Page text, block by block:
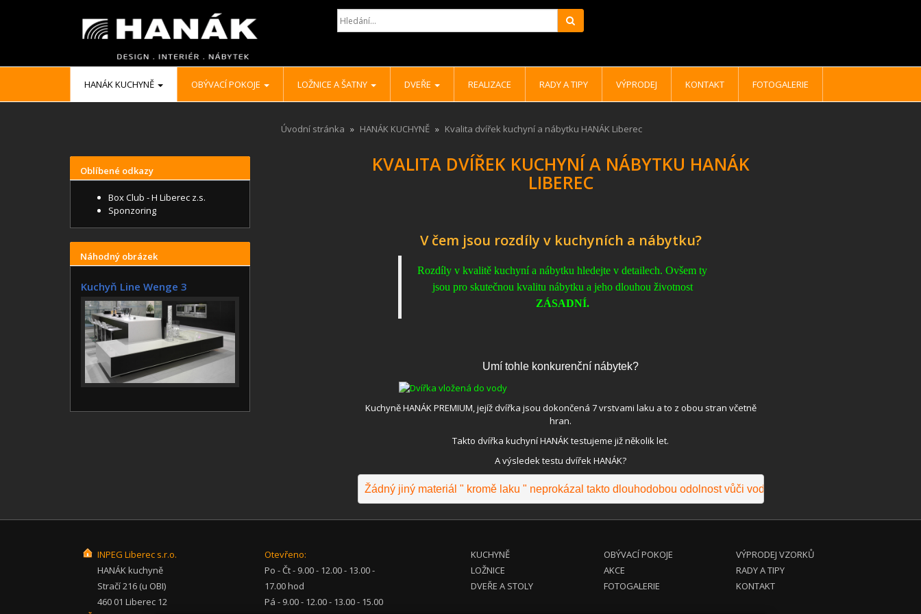
HANÁK KUCHYNĚ OBÝVACÍ POKOJE LOŽNICE A ŠATNY DVEŘE REALIZACE RADY A TIPY VÝPRODEJ KONTAKT FOTOGALERIE
Úvodní stránka HANÁK KUCHYNĚ Kvalita dvířek kuchyní a nábytku HANÁK Liberec
KVALITA DVÍŘEK KUCHYNÍ A NÁBYTKU HANÁK
LIBEREC
V čem jsou rozdíly v kuchyních a nábytku?
Rozdíly v kvalitě kuchyní a nábytku hledejte v detailech. Ovšem ty
jsou pro skutečnou kvalitu nábytku a jeho dlouhou životnost
ZÁSADNÍ.
Umí tohle konkurenční nábytek?
Kuchyně HANÁK PREMIUM, jejíž dvířka jsou dokončená 7 vrstvami laku a to z obou stran včetně
hran.
Takto dvířka kuchyní HANÁK testujeme již několik let.
A výsledek testu dvířek HANÁK?
Žádný jiný materiál " kromě laku " neprokázal takto dlouhodobou odolnost vůči vodě
Oblíbené odkazy
Box Club - H Liberec z.s.
Sponzoring
Náhodný obrázek
Kuchyň Line Wenge 3
INPEG Liberec s.r.o.
HANÁK kuchyně
Stračí 216 (u OBI)
460 01 Liberec 12
Otevřeno:
Po - Čt - 9.00 - 12.00 - 13.00 -
17.00 hod
Pá - 9.00 - 12.00 - 13.00 - 15.00
KUCHYNĚ
LOŽNICE
DVEŘE A STOLY
OBÝVACÍ POKOJE
AKCE
FOTOGALERIE
VÝPRODEJ VZORKŮ
RADY A TIPY
KONTAKT